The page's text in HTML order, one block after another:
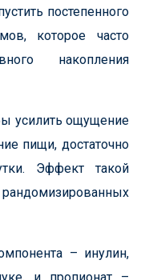
постепенного
которое часто
накопления
усилить ощущение
пищи, достаточно
Эффект такой
– инулин,